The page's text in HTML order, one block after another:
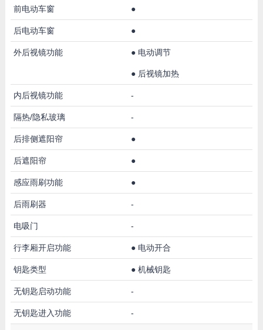
前电动车窗 ●
后电动车窗 ●
外后视镜功能 ● 电动调节
● 后视镜加热
内后视镜功能 -
隔热/隐私玻璃 -
后排侧遮阳帘 ●
后遮阳帘 ●
感应雨刷功能 ●
后雨刷器 -
电吸门 -
行李厢开启功能 ● 电动开合
钥匙类型 ● 机械钥匙
无钥匙启动功能 -
无钥匙进入功能 -